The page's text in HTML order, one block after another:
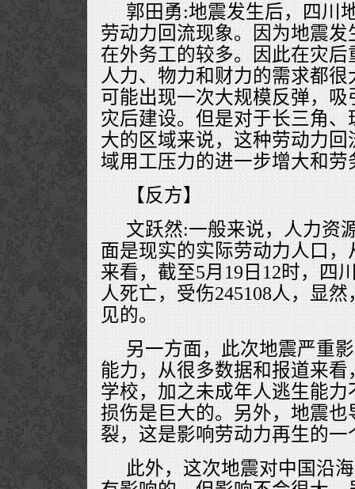
郭田勇:地震发生后，四川
劳动力回流现象。因为地震
在外务工的较多。因此在灾
人力、物力和财力的需求都
可能出现一次大规模反弹，
灾后建设。但是对于长三角
大的区域来说，这种劳动力
域用工压力的进一步增大和
【反方】
文跃然:一般来说，人力资
面是现实的实际劳动力人口
来看，截至5月19日12时，四
人死亡，受伤245108人，显
见的。
另一方面，此次地震严重
能力，从很多数据和报道来
学校，加之未成年人逃生能
损伤是巨大的。另外，地震
裂，这是影响劳动力再生的一
此外，这次地震对中国沿